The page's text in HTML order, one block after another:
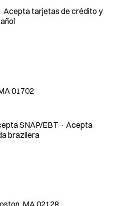
Acepta tarjetas de crédito y
01702
SNAP/EBT · Acepta
brazilera